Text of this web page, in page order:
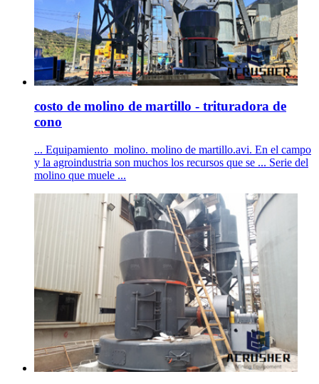
costo de molino de martillo - trituradora de
cono
... Equipamiento_molino. molino de martillo.avi. En el campo
y la agroindustria son muchos los recursos que se ... Serie del
molino que muele ...